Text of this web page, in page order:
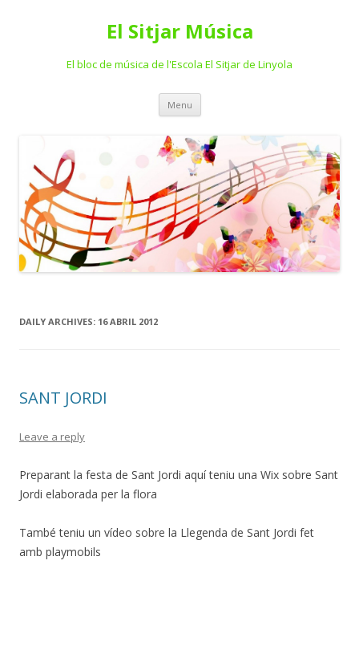
El Sitjar Música
El bloc de música de l'Escola El Sitjar de Linyola
Menu Skip
content
DAILY ARCHIVES: 16 ABRIL 2012
SANT JORDI
Leave a reply
Preparant la festa de Sant Jordi aquí teniu una Wix sobre Sant
Jordi elaborada per la flora
També teniu un vídeo sobre la Llegenda de Sant Jordi fet
amb playmobils